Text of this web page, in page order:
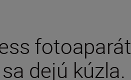
dejú kúzla.